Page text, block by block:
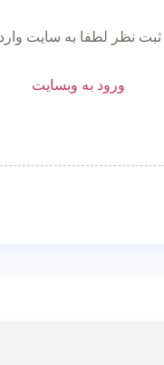
ثبت نظر لطفا به سایت
ورود به وبسایت